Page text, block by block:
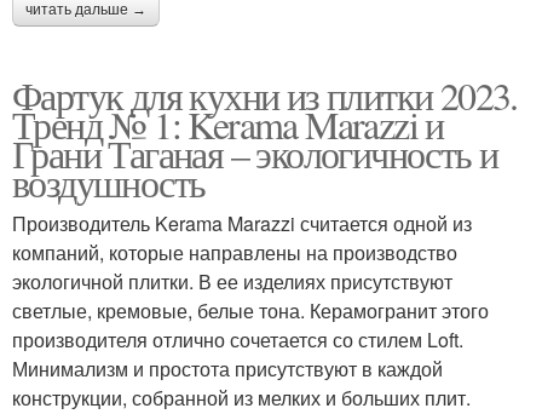
читать дальше →
Фартук для кухни из плитки 2023.
Тренд № 1: Kerama Marazzi и
Грани Таганая – экологичность и
воздушность
Производитель Kerama Marazzi считается одной из
компаний, которые направлены на производство
экологичной плитки. В ее изделиях присутствуют
светлые, кремовые, белые тона. Керамогранит этого
производителя отлично сочетается со стилем Loft.
Минимализм и простота присутствуют в каждой
конструкции, собранной из мелких и больших плит.